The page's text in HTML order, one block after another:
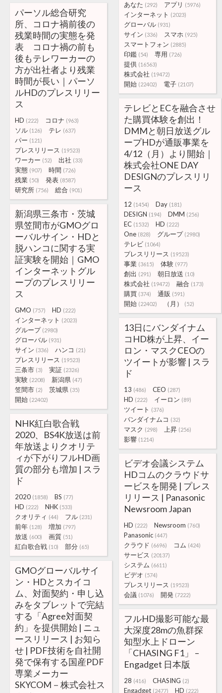
あなた (292) アプリ (5976)
インターネット (2023)
グローバル (931)
サイン (336) スマホ (925)
スマートフォン (2885)
印鑑 (54) 専用 (726)
提供 (16563)
株式会社 (19472)
開始 (22402) 電子 (2107)
パーソル総合研究
所、コロナ禍前後の
残業時間の実態を発
表 コロナ禍の前も
後もテレワーカーの
方が出社者より残業
時間が長い｜パーソ
ルHDのプレスリリー
ス
HD (222) コロナ (963)
ソル (126) テレ (637)
パー (121)
プレスリリース (19523)
ワーカー (52) 出社 (33)
実態 (907) 時間 (726)
残業 (50) 発表 (8587)
研究所 (756) 総合 (901)
テレビとECを融合させ
た購買体験を創出！
DMMと朝日放送グル
ープHDが通販事業を
4/12（月）より開始｜
株式会社ONE DAY
DESIGNのプレスリリ
ース
12 (1454) Day (181)
DESIGN (194) DMM (256)
EC (1532) HD (222)
One (828) グループ (2980)
テレビ (1064)
プレスリリース (19523)
事業 (3615) 体験 (977)
創出 (291) 朝日放送 (10)
株式会社 (19472) 融合 (173)
購買 (374) 通販 (591)
開始 (22402) （月） (52)
新潟県三条市・茨城
県笠間市がGMOグロ
ーバルサイン・HDと
脱ハンコに関する実
証実験を開始｜GMO
インターネットグル
ープのプレスリリー
ス
GMO (757) HD (222)
インターネット (2023)
グループ (2980)
グローバル (931)
サイン (336) ハンコ (21)
プレスリリース (19523)
三条市 (3) 実証 (2326)
実験 (2208) 新潟県 (47)
笠間市 (2) 茨城県 (35)
開始 (22402)
13日にバンダイナム
コHD株が上昇、イー
ロン・マスクCEOの
ツイートが影響 | スラ
ド
13 (486) CEO (287)
HD (222) イーロン (89)
ツイート (376)
バンダイナムコ (32)
マスク (298) 上昇 (256)
影響 (1214)
NHK紅白歌合戦
2020、BS4K放送は前
年放送よりクオリテ
ィが下がりフルHD画
質の部分も増加 | スラ
ド
2020 (1858) BS (77)
HD (222) NHK (533)
クオリティ (44) フル (231)
前年 (128) 増加 (797)
放送 (600) 画質 (51)
紅白歌合戦 (10) 部分 (65)
ビデオ会議システム
HDコムのクラウドサ
ービスを開発 | プレス
リリース | Panasonic
Newsroom Japan
HD (222) Newsroom (760)
Panasonic (447)
クラウド (6696) コム (424)
サービス (20137)
システム (6611)
ビデオ (574)
プレスリリース (19523)
会議 (1076) 開発 (7222)
GMOグローバルサイ
ン・HDとスカイコ
ム、対面契約・申し込
みをタブレットで完結
する「Agree対面契
約」を提供開始 | ニュ
ースリリース | お知ら
せ | PDF技術を自社開
発で保有する国産PDF
専業メーカー
SKYCOM－株式会社ス
フルHD撮影可能な最
大深度28mの魚群探
知型水上ドローン
「CHASING F1」 –
Engadget 日本版
28 (416) CHASING (2)
Engadget (2477) HD (222)